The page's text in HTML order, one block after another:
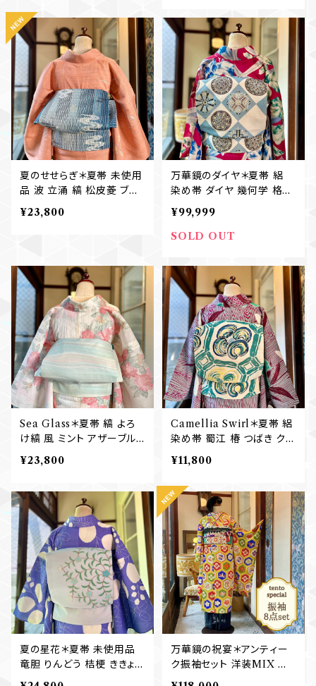
夏のせせらぎ＊夏帯 未使用
品 波 立涌 縞 松皮菱 ブル
ー 青 白 ホワイト 名古屋帯
B741
¥23,800
万華鏡のダイヤ＊夏帯 絽
染め帯 ダイヤ 幾何学 格子
菱 市松 空色 白 スカイブル
ー ホワイト アンティーク夏
名古屋帯 B736
¥99,999
SOLD OUT
Sea Glass＊夏帯 縞 よろ
け縞 風 ミント アザーブル
ー ブルー カラフル 名古屋
帯 B738
¥23,800
Camellia Swirl＊夏帯 絽
染め帯 蜀江 椿 つばき クリ
ームイエロー レモンイエロ
ー アンティーク夏名古屋帯
B733
¥11,800
夏の星花＊夏帯 未使用品
竜胆 りんどう 桔梗 ききょう
花 小花 空色 水色 ブルー
万華鏡の祝宴＊アンティー
ク振袖セット 洋装MIX 赤
紅 亀甲花菱 レトロ 成人式